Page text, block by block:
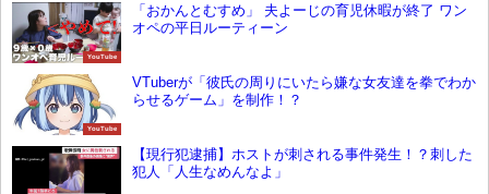
YouTube
「おかんとむすめ」 夫よーじの育児休暇が終了 ワン
オペの平日ルーティーン
YouTube
VTuberが「彼氏の周りにいたら嫌な女友達を拳でわか
らせるゲーム」を制作！？
【現行犯逮捕】ホストが刺される事件発生！？刺した
犯人「人生なめんなよ」